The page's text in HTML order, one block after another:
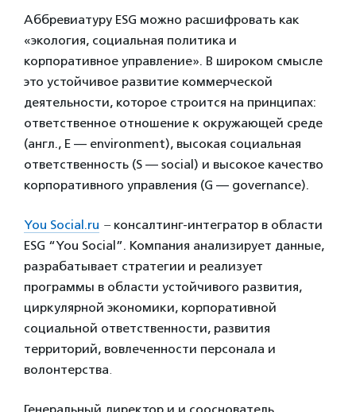
Аббревиатуру ESG можно расшифровать как
«экология, социальная политика и
корпоративное управление». В широком смысле
это устойчивое развитие коммерческой
деятельности, которое строится на принципах:
ответственное отношение к окружающей среде
(англ., E — environment), высокая социальная
ответственность (S — social) и высокое качество
корпоративного управления (G — governance).
You Social.ru – консалтинг-интегратор в области
ESG “You Social”. Компания анализирует данные,
разрабатывает стратегии и реализует
программы в области устойчивого развития,
циркулярной экономики, корпоративной
социальной ответственности, развития
территорий, вовлеченности персонала и
волонтерства.